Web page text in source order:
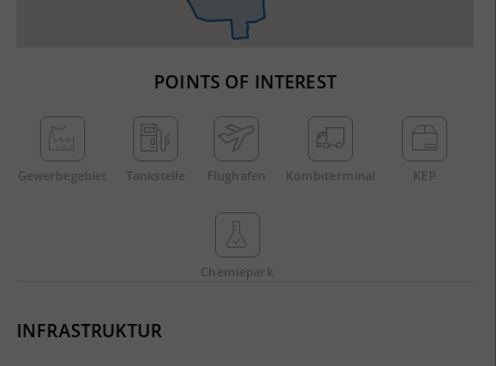
POINTS OF INTEREST
Gewerbe­gebiet Tankstelle Flughafen Kombi­terminal KEP
Chemie­park
INFRASTRUKTUR